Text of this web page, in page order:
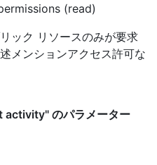
(read)
ック リソースのみが要求
メンションアクセス許可な
のパラメーター